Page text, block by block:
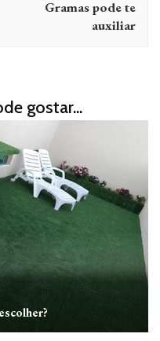
Gramas pode te
auxiliar
gostar...